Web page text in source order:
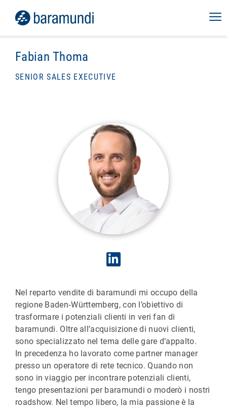
Fabian Thoma
SENIOR SALES EXECUTIVE
Nel reparto vendite di baramundi mi occupo della
regione Baden‑Württemberg, con l’obiettivo di
trasformare i potenziali clienti in veri fan di
baramundi. Oltre all’acquisizione di nuovi clienti,
sono specializzato nel tema delle gare d’appalto.
In precedenza ho lavorato come partner manager
presso un operatore di rete tecnico. Quando non
sono in viaggio per incontrare potenziali clienti,
tengo presentazioni per baramundi o moderò i nostri
roadshow. Nel tempo libero, la mia passione è la